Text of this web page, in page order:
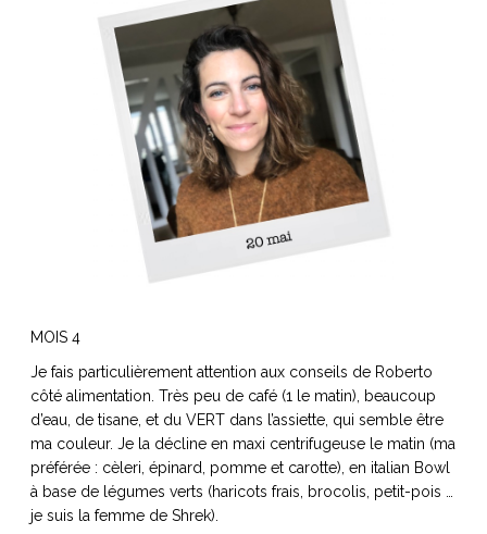
MOIS 4
Je fais particulièrement attention aux conseils de Roberto
côté alimentation. Très peu de café (1 le matin), beaucoup
d’eau, de tisane, et du VERT dans l’assiette, qui semble être
ma couleur. Je la décline en maxi centrifugeuse le matin (ma
préférée : cèleri, épinard, pomme et carotte), en italian Bowl
à base de légumes verts (haricots frais, brocolis, petit-pois …
je suis la femme de Shrek).